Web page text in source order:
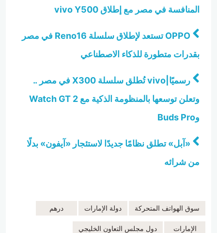
المنافسة في مصر مع إطلاق vivo Y500
OPPO تستعد لإطلاق سلسلة Reno16 في مصر
بقدرات متطورة للذكاء الاصطناعي
رسميًا|vivo تُطلق سلسلة X300 في مصر ..
وتعلن توسعها بالمنظومة الذكية مع Watch GT 2
وBuds Pro
«آبل» تطلق نظامًا جديدًا لاستئجار «آيفون» بدلًا
من شرائه
سوق الهواتف المتحركة دولة الإمارات درهم
الإمارات دول مجلس التعاون الخليجي